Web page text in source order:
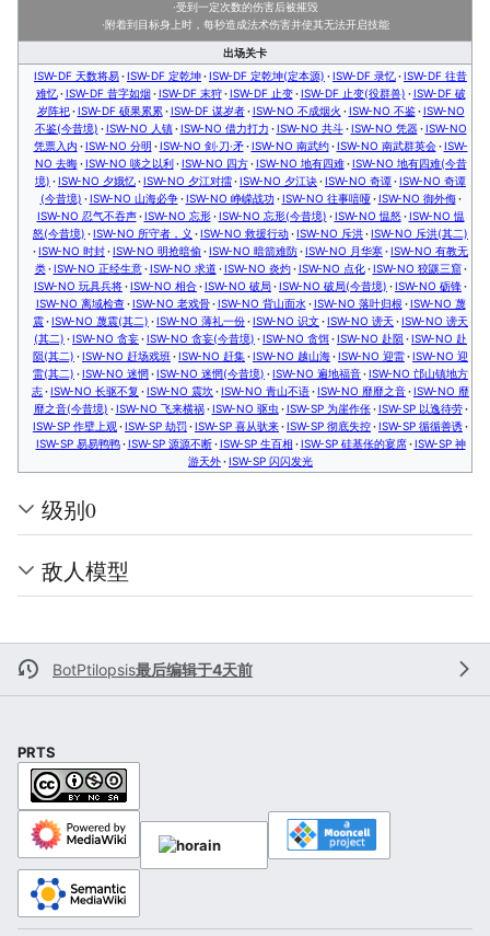
·受到一定次数的伤害后被摧毁
·附着到目标身上时，每秒造成法术伤害并使其无法开启技能
出场关卡
ISW-DF 天数将易
ISW-DF 定乾坤 ISW-DF 定乾坤(定本源) ISW-DF 录忆
ISW-DF 往昔
难忆
ISW-DF 昔字如烟 ISW-DF 末狩 ISW-DF 止变 ISW-DF 止变(役群兽)
ISW-DF 破
岁阵祀
ISW-DF 硕果累累 ISW-DF 谋岁者 ISW-NO 不成烟火 ISW-NO 不鉴
ISW-NO
不鉴(今昔境)
ISW-NO 人镇 ISW-NO 借力打力 ISW-NO 共斗 ISW-NO 凭器
ISW-NO
凭票入内
ISW-NO 分明 ISW-NO 剑·刀·矛 ISW-NO 南武约 ISW-NO 南武群英会
ISW-
NO 去晦
ISW-NO 啖之以利 ISW-NO 四方 ISW-NO 地有四难
ISW-NO 地有四难(今昔
境)
ISW-NO 夕娥忆 ISW-NO 夕江对擂 ISW-NO 夕江诀 ISW-NO 奇谭
ISW-NO 奇谭
(今昔境)
ISW-NO 山海必争 ISW-NO 峥嵘战功 ISW-NO 往事喑哑
ISW-NO 御外侮
ISW-NO 忍气不吞声
ISW-NO 忘形 ISW-NO 忘形(今昔境) ISW-NO 愠怒
ISW-NO 愠
怒(今昔境)
ISW-NO 所守者，义 ISW-NO 救援行动 ISW-NO 斥洪
ISW-NO 斥洪(其二)
ISW-NO 时封
ISW-NO 明抢暗偷 ISW-NO 暗箭难防 ISW-NO 月华寒
ISW-NO 有教无
类
ISW-NO 正经生意 ISW-NO 求道 ISW-NO 炎灼 ISW-NO 点化
ISW-NO 狡鼷三窟
ISW-NO 玩具兵将
ISW-NO 相合 ISW-NO 破局 ISW-NO 破局(今昔境)
ISW-NO 砺锋
ISW-NO 离域检查
ISW-NO 老戏骨 ISW-NO 背山面水 ISW-NO 落叶归根
ISW-NO 蔑
震
ISW-NO 蔑震(其二) ISW-NO 薄礼一份 ISW-NO 识文 ISW-NO 谤天
ISW-NO 谤天
(其二)
ISW-NO 贪妄 ISW-NO 贪妄(今昔境) ISW-NO 贪饵 ISW-NO 赴陨
ISW-NO 赴
陨(其二)
ISW-NO 赶场戏班 ISW-NO 赶集 ISW-NO 越山海 ISW-NO 迎雷
ISW-NO 迎
雷(其二)
ISW-NO 迷惘 ISW-NO 迷惘(今昔境) ISW-NO 遍地福音
ISW-NO 邙山镇地方
志
ISW-NO 长驱不复 ISW-NO 震坎 ISW-NO 青山不语 ISW-NO 靡靡之音
ISW-NO 靡
靡之音(今昔境)
ISW-NO 飞来横祸 ISW-NO 驱虫 ISW-SP 为崖作伥
ISW-SP 以逸待劳
ISW-SP 作壁上观
ISW-SP 劫罚 ISW-SP 喜从驮来 ISW-SP 彻底失控
ISW-SP 循循善诱
ISW-SP 易易鸭鸭
ISW-SP 源源不断 ISW-SP 生百相 ISW-SP 硅基伥的宴席
ISW-SP 神
游天外
ISW-SP 闪闪发光
级别0
敌人模型
BotPtilopsis最后编辑于4天前
PRTS